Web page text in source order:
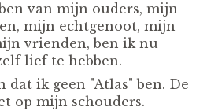
van mijn ouders, mijn
mijn echtgenoot, mijn
vrienden, ben ik nu
lief te hebben.
dat ik geen "Atlas" ben. De
op mijn schouders.